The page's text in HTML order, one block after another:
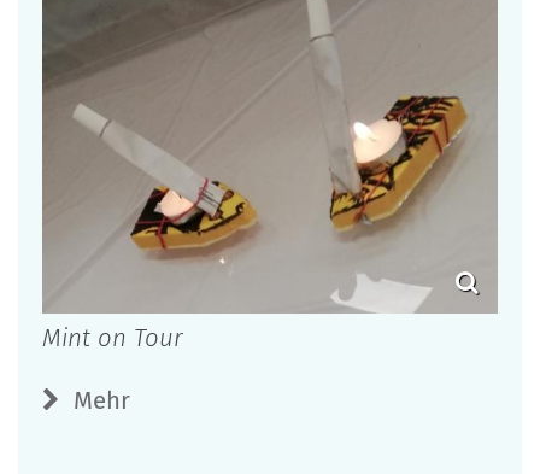
Mint on Tour
Mehr